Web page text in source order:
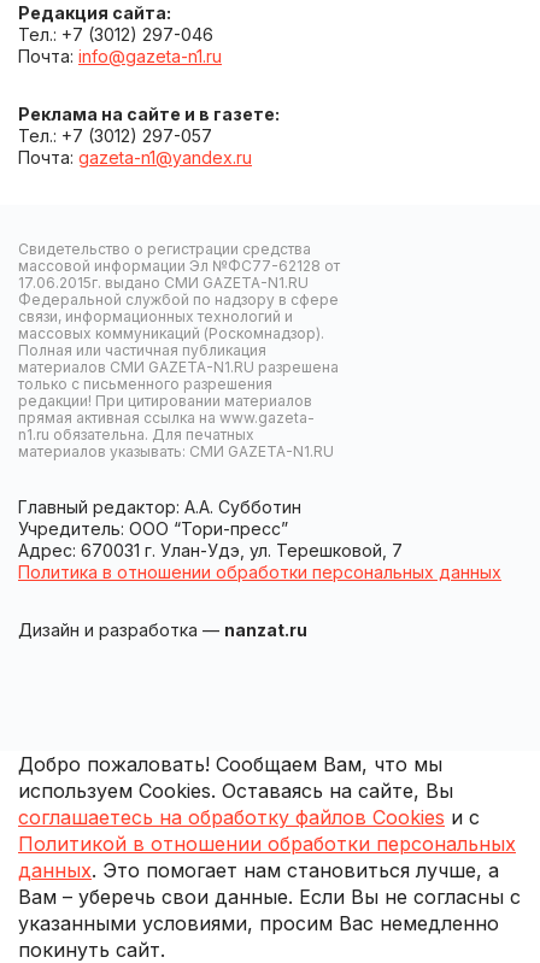
Редакция сайта:
Тел.: +7 (3012) 297-046
Почта: info@gazeta-n1.ru
Реклама на сайте и в газете:
Тел.: +7 (3012) 297-057
Почта: gazeta-n1@yandex.ru
Свидетельство о регистрации средства
массовой информации Эл №ФС77-62128 от
17.06.2015г. выдано СМИ GAZETA-N1.RU
Федеральной службой по надзору в сфере
связи, информационных технологий и
массовых коммуникаций (Роскомнадзор).
Полная или частичная публикация
материалов СМИ GAZETA-N1.RU разрешена
только с письменного разрешения
редакции! При цитировании материалов
прямая активная ссылка на www.gazeta-
n1.ru обязательна. Для печатных
материалов указывать: СМИ GAZETA-N1.RU
Главный редактор: А.А. Субботин
Учредитель: ООО “Тори-пресс”
Адрес: 670031 г. Улан-Удэ, ул. Терешковой, 7
Политика в отношении обработки персональных данных
Дизайн и разработка — nanzat.ru
Добро пожаловать! Сообщаем Вам, что мы
используем Cookies. Оставаясь на сайте, Вы
соглашаетесь на обработку файлов Cookies и с
Политикой в отношении обработки персональных
данных. Это помогает нам становиться лучше, а
Вам – уберечь свои данные. Если Вы не согласны с
указанными условиями, просим Вас немедленно
покинуть сайт.